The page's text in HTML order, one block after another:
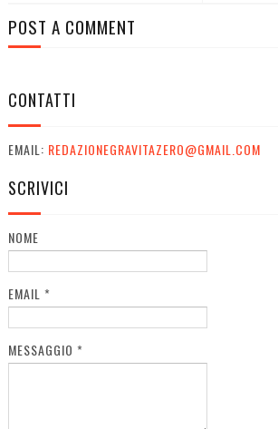
POST A COMMENT
CONTATTI
EMAIL: REDAZIONEGRAVITAZERO@GMAIL.COM
SCRIVICI
NOME
EMAIL *
MESSAGGIO *